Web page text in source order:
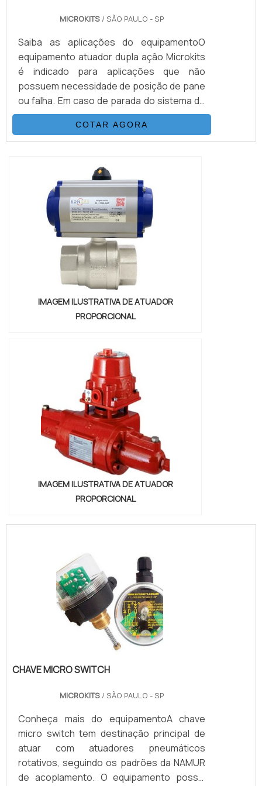
MICROKITS / SÃO PAULO - SP
Saiba as aplicações do equipamentoO
equipamento atuador dupla ação Microkits
é indicado para aplicações que não
possuem necessidade de posição de pane
ou falha. Em caso de parada do sistema de
ar comprimido, o equipamento
permanecerá em sua última posição, desde
que isto não traga nenhum risco a
processos.Os equipamentos são
reconhecidos em todo o Brasil por sua
excelência em qualidade e custo-benefício,
COTAR AGORA
IMAGEM ILUSTRATIVA DE ATUADOR
PROPORCIONAL
IMAGEM ILUSTRATIVA DE ATUADOR
PROPORCIONAL
CHAVE MICRO SWITCH
MICROKITS/ SÃO PAULO - SP
Conheça mais do equipamentoA chave
micro switch tem destinação principal de
atuar com atuadores pneumáticos
rotativos, seguindo os padrões da NAMUR
de acoplamento. O equipamento possui